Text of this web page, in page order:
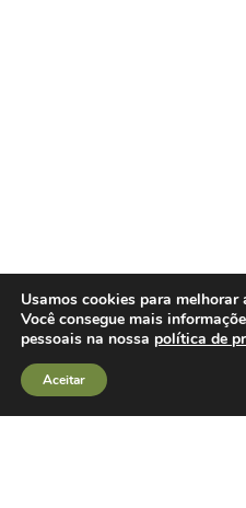
Usamos cookies para melhorar
Você consegue mais
pessoais na nossa política de
Aceitar